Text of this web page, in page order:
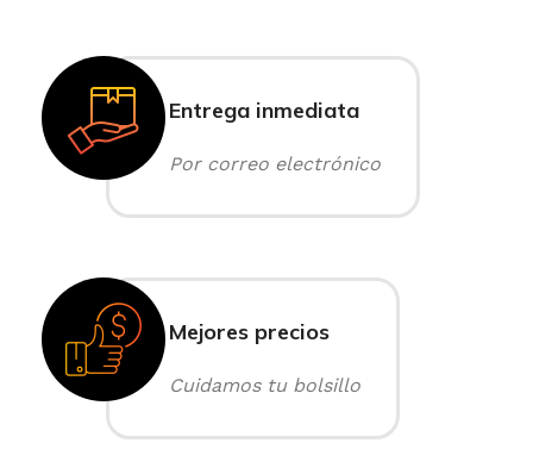
Entrega inmediata
Por correo electrónico
Mejores precios
Cuidamos tu bolsillo